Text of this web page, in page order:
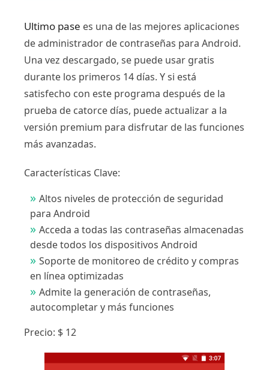
Ultimo pase es una de las mejores aplicaciones
de administrador de contraseñas para Android.
Una vez descargado, se puede usar gratis
durante los primeros 14 días. Y si está
satisfecho con este programa después de la
prueba de catorce días, puede actualizar a la
versión premium para disfrutar de las funciones
más avanzadas.
Características Clave:
Altos niveles de protección de seguridad
para Android
Acceda a todas las contraseñas almacenadas
desde todos los dispositivos Android
Soporte de monitoreo de crédito y compras
en línea optimizadas
Admite la generación de contraseñas,
autocompletar y más funciones
Precio: $ 12